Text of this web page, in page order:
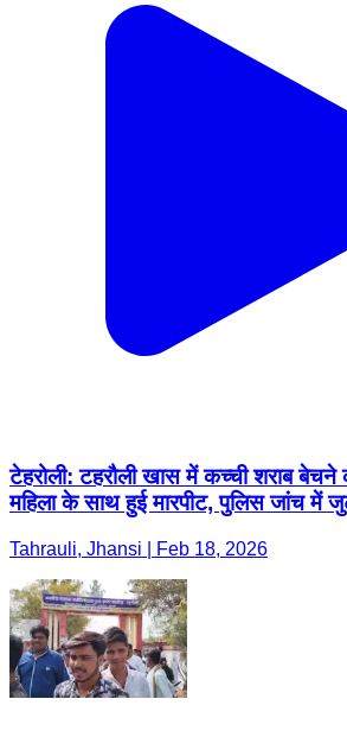
टेहरोली: टहरौली खास में कच्ची शराब बेचने
महिला के साथ हुई मारपीट, पुलिस जांच में
Tahrauli, Jhansi | Feb 18, 2026